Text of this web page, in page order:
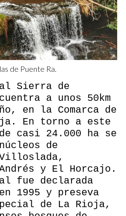
de Puente Ra.
Sierra de
a unos 50km
en la Comarca de
En torno a este
casi 24.000 ha se
de
y El Horcajo.
fue declarada
1995 y preseva
de La Rioja,